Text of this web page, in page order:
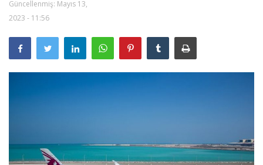
Haberler
Lezzet Durakları
Güncellenmiş: Mayıs 13,
2023 - 11:56